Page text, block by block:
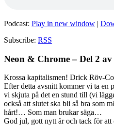
Podcast: Play in new window |
Subscribe: RSS
Neon & Chrome – Del 2 av
Krossa kapitalismen! Drick Röv-
Efter detta avsnitt kommer vi ta en
vi skjuta på det en stund till (vi
också att slutet ska bli så bra som
hårt!… Som man brukar säga…
God jul, gott nytt år och tack för att